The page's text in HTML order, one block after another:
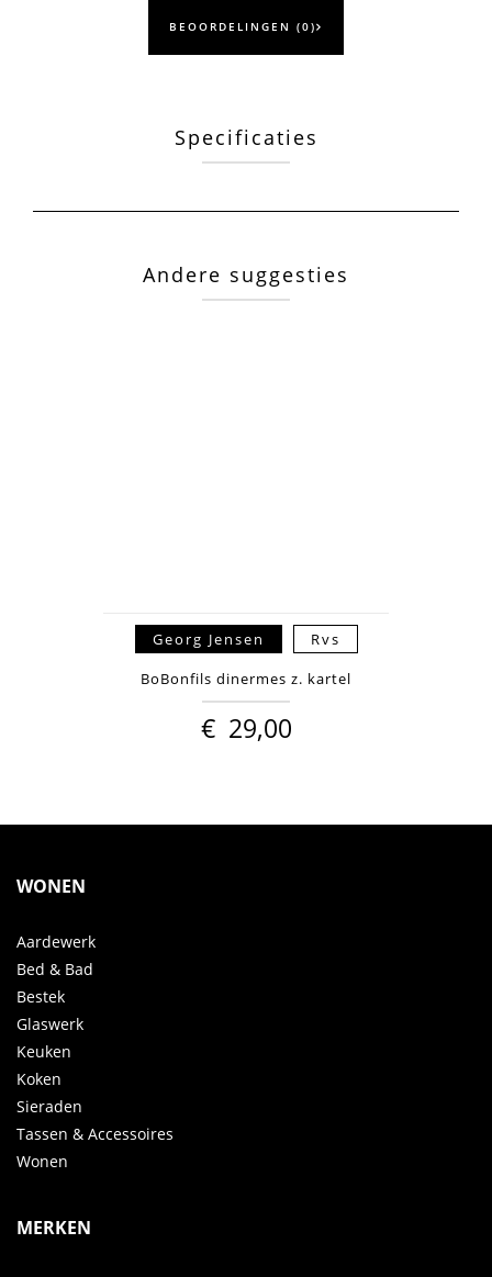
BEOORDELINGEN (0)
Specificaties
Andere suggesties
Georg Jensen Rvs
BoBonfils dinermes z. kartel
€ 29,00
WONEN
Aardewerk
Bed & Bad
Bestek
Glaswerk
Keuken
Koken
Sieraden
Tassen & Accessoires
Wonen
MERKEN